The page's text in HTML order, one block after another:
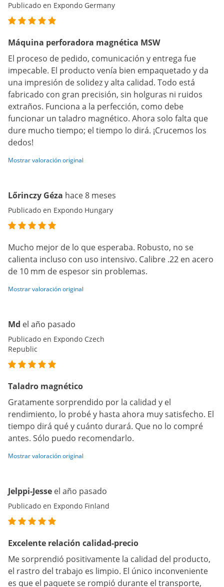
Publicado en Expondo Germany
Máquina perforadora magnética MSW
El proceso de pedido, comunicación y entrega fue
impecable. El producto venía bien empaquetado y da
una impresión de solidez y alta calidad. Todo está
fabricado con gran precisión, sin holguras ni ruidos
extraños. Funciona a la perfección, como debe
funcionar un taladro magnético. Ahora solo falta que
dure mucho tiempo; el tiempo lo dirá. ¡Crucemos los
dedos!
Mostrar valoración original
Lőrinczy Géza hace 8 meses
Publicado en Expondo Hungary
Mucho mejor de lo que esperaba. Robusto, no se
calienta incluso con uso intensivo. Calibre .22 en acero
de 10 mm de espesor sin problemas.
Mostrar valoración original
Md el año pasado
Publicado en Expondo Czech
Republic
Taladro magnético
Gratamente sorprendido por la calidad y el
rendimiento, lo probé y hasta ahora muy satisfecho. El
tiempo dirá qué y cuánto durará. Que no lo compré
antes. Sólo puedo recomendarlo.
Mostrar valoración original
Jelppi-Jesse el año pasado
Publicado en Expondo Finland
Excelente relación calidad-precio
Me sorprendió positivamente la calidad del producto,
el rastro del trabajo es limpio. El único inconveniente
es que el paquete se rompió durante el transporte,